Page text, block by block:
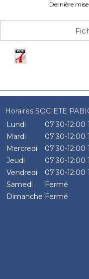
Dernière
Horaires SOCIETE
Lundi
07:30-12:00
Mardi
07:30-12:00
Mercredi
07:30-12:00
Jeudi
07:30-12:00
Vendredi
07:30-12:00
Samedi
Fermé
Dimanche Fermé